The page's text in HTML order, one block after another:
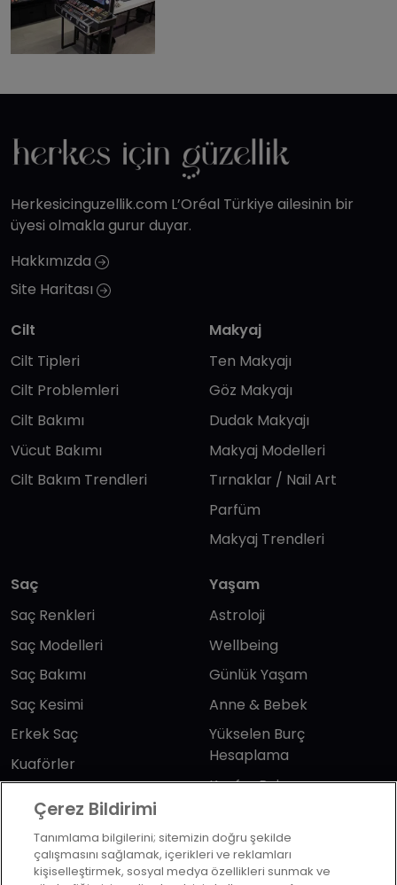
Herkesicinguzellik.com L’Oréal Türkiye ailesinin bir
üyesi olmakla gurur duyar.
Hakkımızda
Site Haritası
Cilt
Cilt Tipleri
Cilt Problemleri
Cilt Bakımı
Vücut Bakımı
Cilt Bakım Trendleri
Makyaj
Ten Makyajı
Göz Makyajı
Dudak Makyajı
Makyaj Modelleri
Tırnaklar / Nail Art
Parfüm
Makyaj Trendleri
Saç
Saç Renkleri
Saç Modelleri
Saç Bakımı
Saç Kesimi
Erkek Saç
Kuaförler
Yaşam
Astroloji
Wellbeing
Günlük Yaşam
Anne & Bebek
Yükselen Burç
Hesaplama
Kuafor Bulma
Bizi takip edin
Çerez Bildirimi
Tanımlama bilgilerini; sitemizin doğru şekilde
çalışmasını sağlamak, içerikleri ve reklamları
kişiselleştirmek, sosyal medya özellikleri sunmak ve